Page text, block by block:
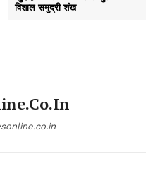
विशाल समुद्री शंख